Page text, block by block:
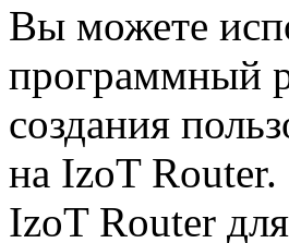
Вы можете
программный
создания
на IzoT
IzoT Router